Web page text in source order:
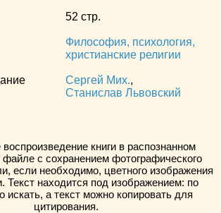
52 стр.
Философия, психология,
христианские религии
Сергей Мих.,
Станислав Львовский
книги в распознанном
файле с сохранением фотографического
если необходимо, цветного изображения
Текст находится под изображением: по
а текст можно копировать для
цитирования.